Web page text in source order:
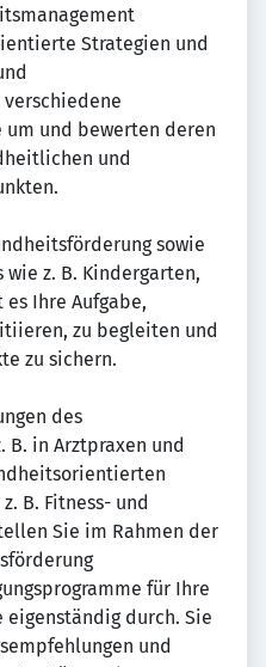
Strategien und
und bewerten deren
und
sowie
z. B. Kindergarten,
Ihre Aufgabe,
zu begleiten und
zu sichern.
des
B. in Arztpraxen und
B. Fitness- und
Sie im Rahmen der
für Ihre
durch. Sie
und